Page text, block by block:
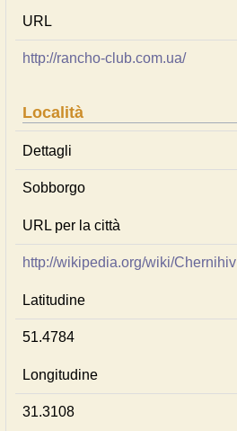
URL
http://rancho-club.com.ua/
Località
Dettagli
Sobborgo
URL per la città
http://wikipedia.org/wiki/Chernihiv
Latitudine
51.4784
Longitudine
31.3108